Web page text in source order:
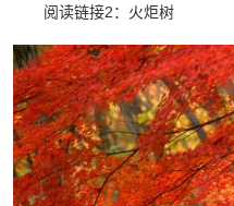
阅读链接2：火炬树